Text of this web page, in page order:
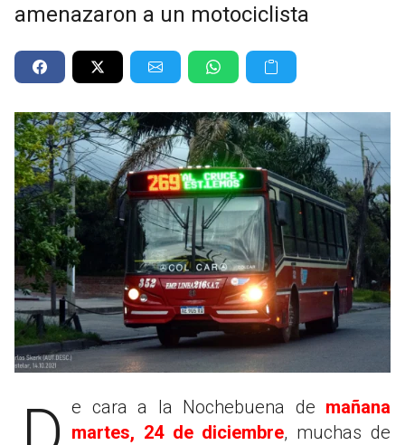
amenazaron a un motociclista
De cara a la Nochebuena de mañana
martes, 24 de diciembre, muchas de